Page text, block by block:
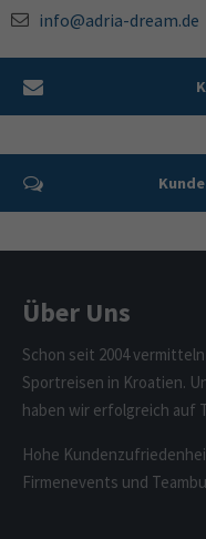
info@adria-dream.de
Über Uns
Schon seit 2004
Sportreisen in Kroatien.
haben wir erfolgreich auf
Hohe
Firmenevents und